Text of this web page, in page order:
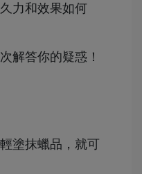
力和效果如何
解答你的疑惑！
塗抹蠟品，就可